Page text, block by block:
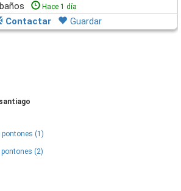
Hace 1 día
Contactar Guardar
(1)
(2)